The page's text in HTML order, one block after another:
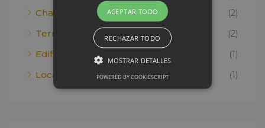
Chalet
(2)
Terreno rural
(2)
Edificio
(1)
Local comercial
(1)
ACEPTAR TODO
RECHAZAR TODO
MOSTRAR DETALLES
POWERED BY COOKIESCRIPT